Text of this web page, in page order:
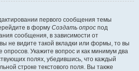
первого сообщения темы
в форму Создать опрос под
сообщения, в зависимости от
не видите такой вкладки или формы, то вы
опросов. Укажите вопрос и как минимум два
полях, убедившись, что каждый
строке текстового поля. Вы также